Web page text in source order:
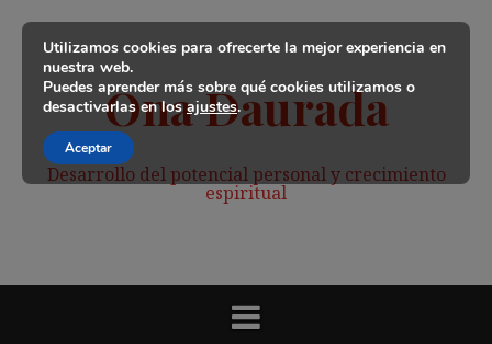
contenido
Ona Daurada
Desarrollo del potencial personal y crecimiento
espiritual
Utilizamos cookies para ofrecerte la mejor experiencia en
nuestra web.
Puedes aprender más sobre qué cookies utilizamos o
desactivarlas en losajustes.
Aceptar